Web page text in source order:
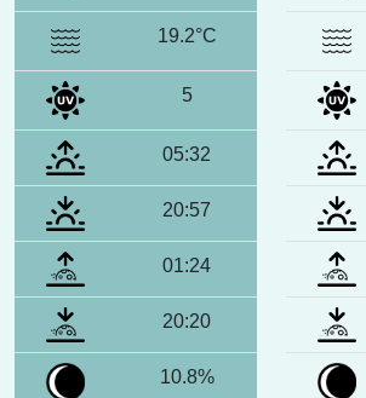
19.2°C
5
05:32
20:57
01:24
20:20
10.8%